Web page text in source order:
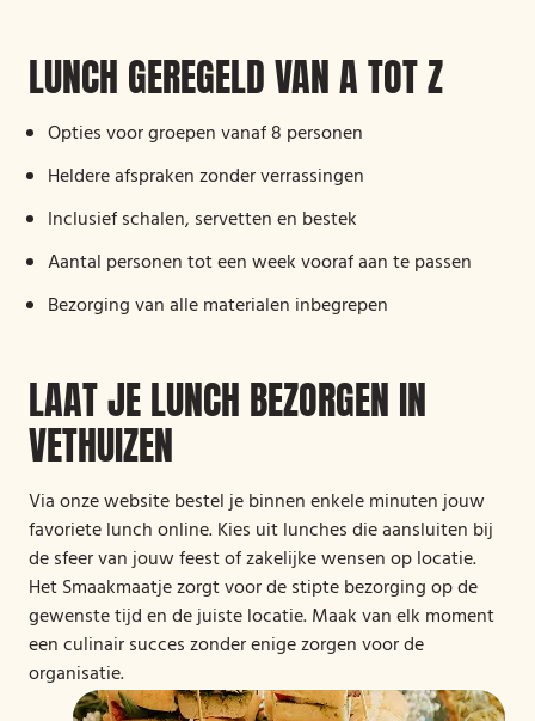
LUNCH GEREGELD VAN A TOT Z
Opties voor groepen vanaf 8 personen
Heldere afspraken zonder verrassingen
Inclusief schalen, servetten en bestek
Aantal personen tot een week vooraf aan te passen
Bezorging van alle materialen inbegrepen
LAAT JE LUNCH BEZORGEN IN
VETHUIZEN
Via onze website bestel je binnen enkele minuten jouw
favoriete lunch online. Kies uit lunches die aansluiten bij
de sfeer van jouw feest of zakelijke wensen op locatie.
Het Smaakmaatje zorgt voor de stipte bezorging op de
gewenste tijd en de juiste locatie. Maak van elk moment
een culinair succes zonder enige zorgen voor de
organisatie.